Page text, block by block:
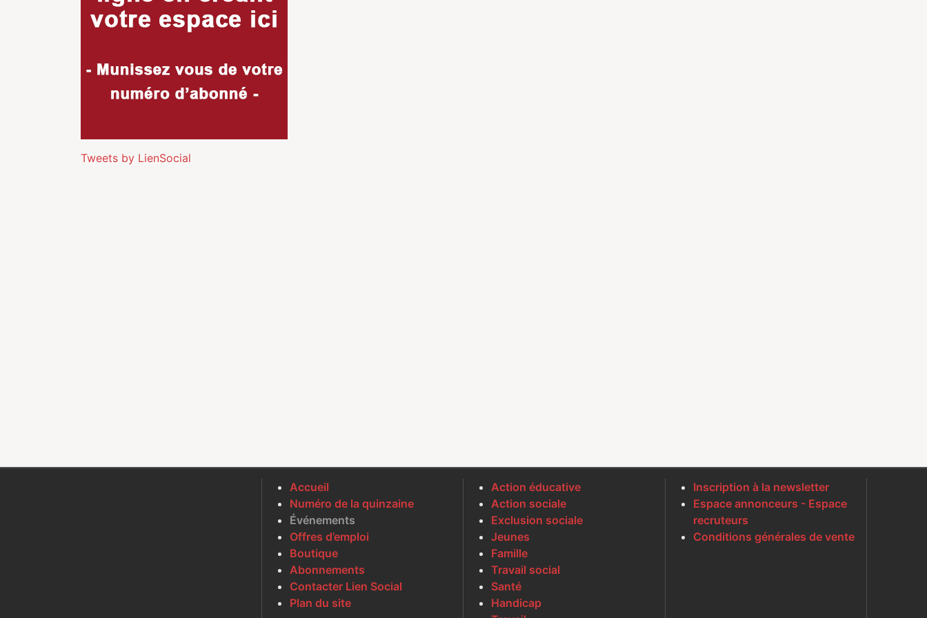
Tweets by LienSocial
Accueil
Numéro de la quinzaine
Événements
Offres d’emploi
Boutique
Abonnements
Contacter Lien Social
Plan du site
Action éducative
Action sociale
Exclusion sociale
Jeunes
Famille
Travail social
Santé
Handicap
Inscription à la newsletter
Espace annonceurs - Espace
recruteurs
Conditions générales de vente